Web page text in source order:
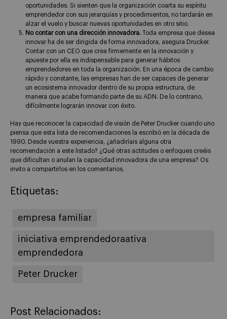
oportunidades. Si sienten que la organización coarta su espíritu
emprendedor con sus jerarquías y procedimientos, no tardarán en
alzar el vuelo y buscar nuevas oportunidades en otro sitio.
No contar con una dirección innovadora. Toda empresa que desea
innovar ha de ser dirigida de forma innovadora, asegura Drucker.
Contar con un CEO que crea firmemente en la innovación y
apueste por ella es indispensable para generar hábitos
emprendedores en toda la organización. En una época de cambio
rápido y constante, las empresas han de ser capaces de generar
un ecosistema innovador dentro de su propia estructura, de
manera que acabe formando parte de su ADN. De lo contrario,
difícilmente lograrán innovar con éxito.
Hay que reconocer la capacidad de visión de Peter Drucker cuando uno
piensa que esta lista de recomendaciones la escribió en la década de
1990. Desde vuestra experiencia, ¿añadiríais alguna otra
recomendación a este listado? ¿Qué otras actitudes o enfoques creéis
que dificultan o anulan la capacidad innovadora de una empresa? Os
invito a compartirlos en los comentarios.
Etiquetas:
empresa familiar
iniciativa emprendedoraativa
emprendedora
Peter Drucker
Post Relacionados: